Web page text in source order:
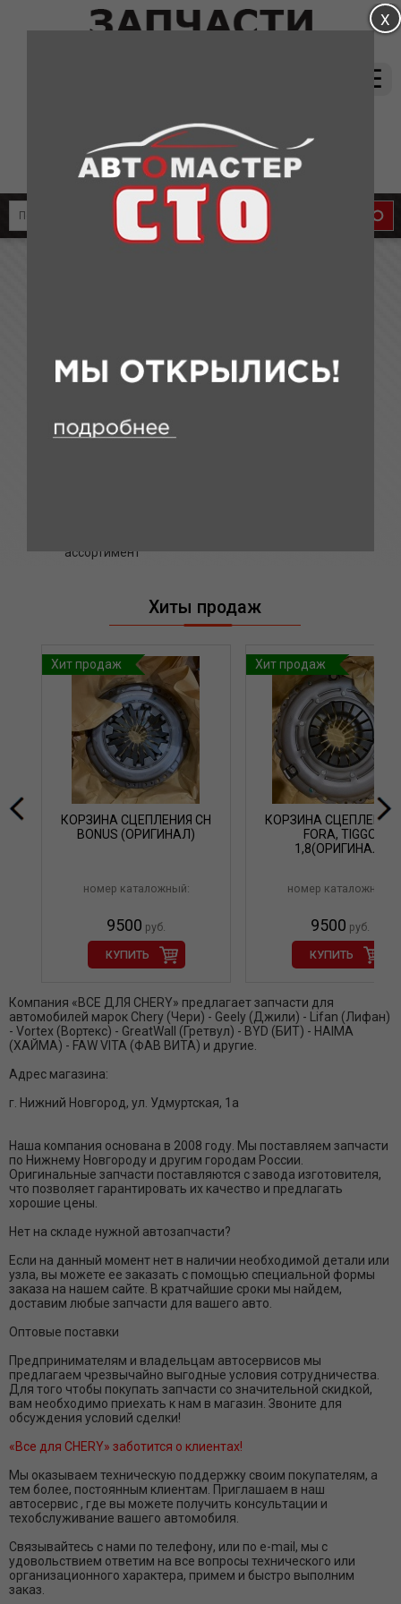
8-905-011-08-87
сервис:
8-910-134-88-33
8-910-136-58-33
ассортимент
Хиты продаж
КОРЗИНА СЦЕПЛЕНИЯ CH
BONUS (ОРИГИНАЛ)
номер каталожный:
9500 руб.
КУПИТЬ
Хит продаж
КОРЗИНА СЦЕПЛЕНИЯ
FORA, TIGGO
1,8(ОРИГИНАЛ)
номер каталожный:
9500 руб.
КУПИТЬ
Хит продаж
Компания «ВСЕ ДЛЯ CHERY» предлагает запчасти для
автомобилей марок Chery (Чери) - Geely (Джили) - Lifan (Лифан)
- Vortex (Вортекс) - GreatWall (Гретвул) - BYD (БИТ) - HAIMA
(ХАЙМА) - FAW VITA (ФАВ ВИТА) и другие.
Адрес магазина:
г. Нижний Новгород, ул. Удмуртская, 1а
Наша компания основана в 2008 году. Мы поставляем запчасти
по Нижнему Новгороду и другим городам России.
Оригинальные запчасти поставляются с завода изготовителя,
что позволяет гарантировать их качество и предлагать
хорошие цены.
Нет на складе нужной автозапчасти?
Если на данный момент нет в наличии необходимой детали или
узла, вы можете ее заказать с помощью специальной формы
заказа на нашем сайте. В кратчайшие сроки мы найдем,
доставим любые запчасти для вашего авто.
Оптовые поставки
Предпринимателям и владельцам автосервисов мы
предлагаем чрезвычайно выгодные условия сотрудничества.
Для того чтобы покупать запчасти со значительной скидкой,
вам необходимо приехать к нам в магазин. Звоните для
обсуждения условий сделки!
«Все для CHERY» заботится о клиентах!
Мы оказываем техническую поддержку своим покупателям, а
тем более, постоянным клиентам. Приглашаем в наш
автосервис , где вы можете получить консультации и
техобслуживание вашего автомобиля.
Связывайтесь с нами по телефону, или по e-mail, мы с
удовольствием ответим на все вопросы технического или
организационного характера, примем и быстро выполним
заказ.